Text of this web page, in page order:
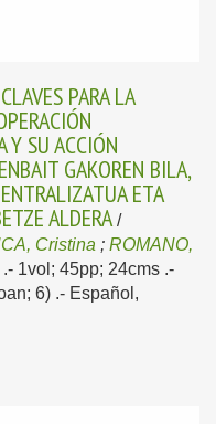
PARA LA
Y SU ACCIÓN
GAKOREN BILA,
ETA
ALDERA /
Cristina ; ROMANO,
.- 1vol; 45pp; 24cms .-
6) .- Español,